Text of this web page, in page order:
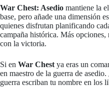
War Chest: Asedio mantiene la
base, pero añade una dimensión
quienes disfrutan planificando
campaña histórica. Más
con la victoria.
Si en War Chest ya eras un
en maestro de la guerra de
guerra escriban tu nombre en los